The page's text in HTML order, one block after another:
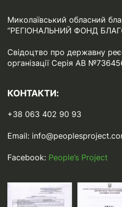
Миколаївський обласний
“РЕГІОНАЛЬНИЙ ФОНД
Свідоцтво про державну
організації Серія АВ
КОНТАКТИ:
+38 063 402 90 93
Email:
Facebook: People’s Project